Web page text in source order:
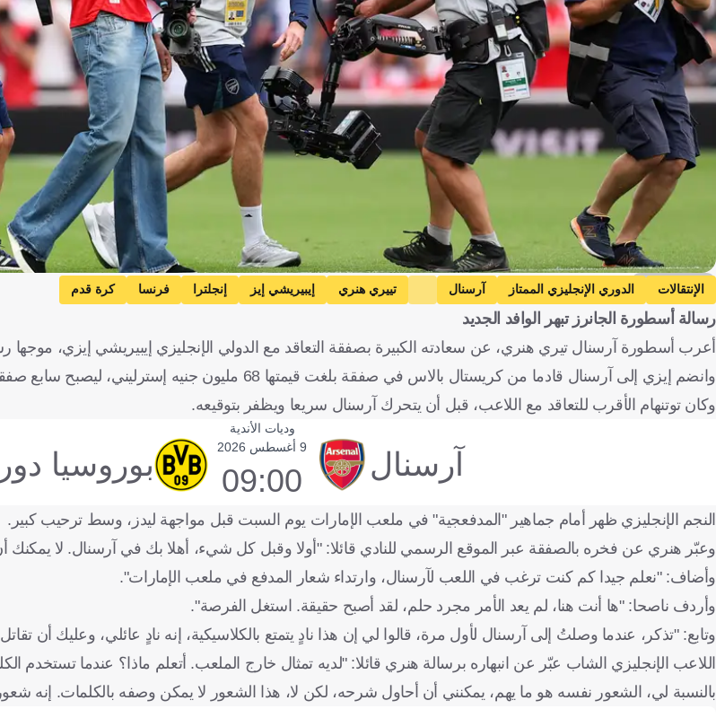
Getty Images
الإنتقالات الدوري الإنجليزي الممتاز آرسنال تييري هنري إيبيريشي إيز إنجلترا فرنسا كرة قدم
رسالة أسطورة الجانرز تبهر الوافد الجديد
أعرب أسطورة آرسنال تيري هنري، عن سعادته الكبيرة بصفقة التعاقد مع الدولي الإنجليزي إيبيريشي إيزي، موجها
وانضم إيزي إلى آرسنال قادما من كريستال بالاس في صفقة بلغت قيمتها 68 مليون جنيه إسترليني، ليصبح سابع صفقات الجانرز هذا الصيف.
وكان توتنهام الأقرب للتعاقد مع اللاعب، قبل أن يتحرك آرسنال سريعا ويظفر بتوقيعه.
وديات الأندية
آرسنال 9 أغسطس 2026
09:00 بوروسيا
النجم الإنجليزي ظهر أمام جماهير "المدفعجية" في ملعب الإمارات يوم السبت قبل مواجهة ليدز، وسط ترحيب كبير.
وعبّر هنري عن فخره بالصفقة عبر الموقع الرسمي للنادي قائلا: "أولا وقبل كل شيء، أهلا بك في آرسنال. لا يمكنك
وأضاف: "نعلم جيدا كم كنت ترغب في اللعب لآرسنال، وارتداء شعار المدفع في ملعب الإمارات".
وأردف ناصحا: "ها أنت هنا، لم يعد الأمر مجرد حلم، لقد أصبح حقيقة. استغل الفرصة".
وتابع: "تذكر، عندما وصلتُ إلى آرسنال لأول مرة، قالوا لي إن هذا نادٍ يتمتع بالكلاسيكية، إنه نادٍ عائلي، وعليك أن
اللاعب الإنجليزي الشاب عبّر عن انبهاره برسالة هنري قائلا: "لديه تمثال خارج الملعب. أتعلم ماذا؟ عندما تستخدم
بالنسبة لي، الشعور نفسه هو ما يهم، يمكنني أن أحاول شرحه، لكن لا، هذا الشعور لا يمكن وصفه بالكلمات. إنه